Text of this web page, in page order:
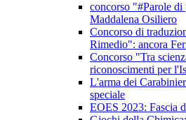
concorso "#Parole di
Maddalena Osiliero
Concorso di
Rimedio": ancora
Concorso "Tra
riconoscimenti per
L'arma dei
speciale
EOES 2023: Fascia